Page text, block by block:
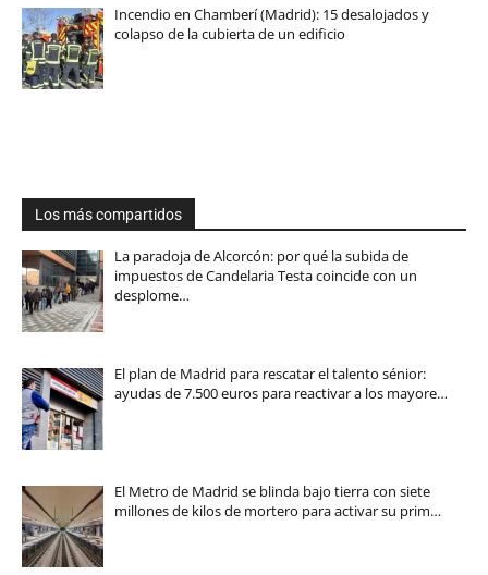
Incendio en Chamberí (Madrid): 15 desalojados y
colapso de la cubierta de un edificio
Los más compartidos
La paradoja de Alcorcón: por qué la subida de
impuestos de Candelaria Testa coincide con un
desplome…
El plan de Madrid para rescatar el talento sénior:
ayudas de 7.500 euros para reactivar a los mayore…
El Metro de Madrid se blinda bajo tierra con siete
millones de kilos de mortero para activar su prim…